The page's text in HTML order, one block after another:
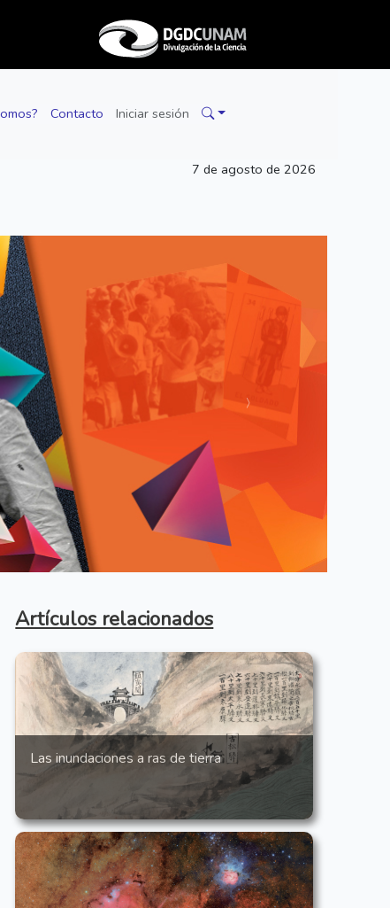
Contacto Iniciar sesión
7 de agosto de 2026
Anterior
Artículos relacionados
Las inundaciones a ras de tierra